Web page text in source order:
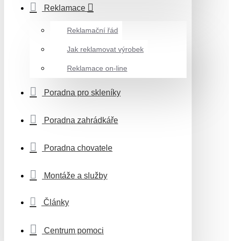
Reklamace
Reklamační řád
Jak reklamovat výrobek
Reklamace on-line
Poradna pro skleníky
Poradna zahrádkáře
Poradna chovatele
Montáže a služby
Články
Centrum pomoci